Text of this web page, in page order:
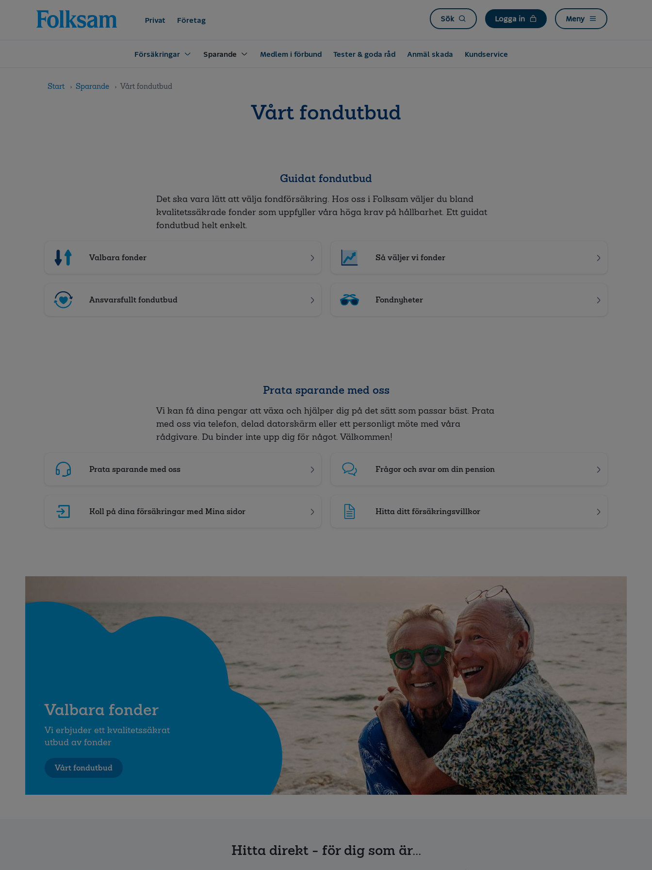
navigation
Privat Företag Sök Logga in Meny
Försäkringar Sparande Medlem i förbund Tester & goda råd Anmäl skada Kundservice
Start Sparande Vårt fondutbud
Vårt fondutbud
Guidat fondutbud
Det ska vara lätt att välja fondförsäkring. Hos oss i Folksam väljer du bland
kvalitetssäkrade fonder som uppfyller våra höga krav på hållbarhet. Ett guidat
fondutbud helt enkelt.
Valbara fonder Så väljer vi fonder
Ansvarsfullt fondutbud Fondnyheter
Prata sparande med oss
Vi kan få dina pengar att växa och hjälper dig på det sätt som passar bäst. Prata
med oss via telefon, delad datorskärm eller ett personligt möte med våra
rådgivare. Du binder inte upp dig för något. Välkommen!
Prata sparande med oss Frågor och svar om din pension
Koll på dina försäkringar med Mina sidor Hitta ditt försäkringsvillkor
Valbara fonder
Vi erbjuder ett kvalitetssäkrat
utbud av fonder
Vårt fondutbud
Hitta direkt - för dig som är...